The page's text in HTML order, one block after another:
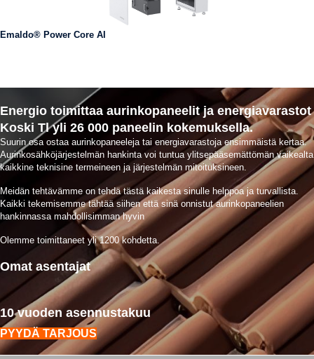
Emaldo® Power Core AI
Energio toimittaa aurinkopaneelit ja energiavarastot
Koski Tl yli 26 000 paneelin kokemuksella.
Suurin osa ostaa aurinkopaneeleja tai energiavarastoja ensimmäistä kertaa.
Aurinkosähköjärjestelmän hankinta voi tuntua ylitsepääsemättömän vaikealta
kaikkine teknisine termeineen ja järjestelmän mitoituksineen.
Meidän tehtävämme on tehdä tästä kaikesta sinulle helppoa ja turvallista.
Kaikki tekemisemme tähtää siihen että sinä onnistut aurinkopaneelien
hankinnassa mahdollisimman hyvin
Olemme toimittaneet yli 1200 kohdetta.
Omat asentajat
10 vuoden asennustakuu
PYYDÄ TARJOUS